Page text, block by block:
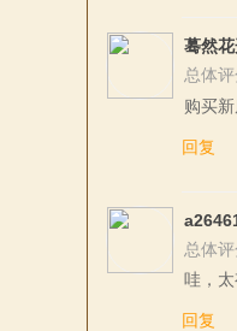
蓦然
总体评
购买
回复
总体
哇，
回复